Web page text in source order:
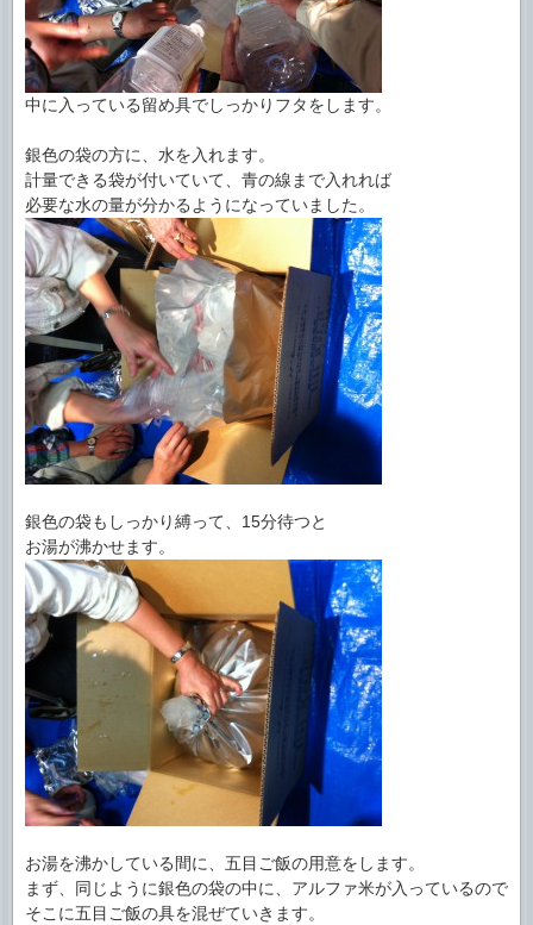
中に入っている留め具でしっかりフタをします。
銀色の袋の方に、水を入れます。
計量できる袋が付いていて、青の線まで入れれば
必要な水の量が分かるようになっていました。
銀色の袋もしっかり縛って、15分待つと
お湯が沸かせます。
お湯を沸かしている間に、五目ご飯の用意をします。
まず、同じように銀色の袋の中に、アルファ米が入っているので
そこに五目ご飯の具を混ぜていきます。